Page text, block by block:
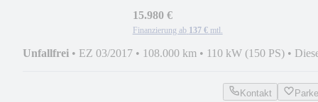
15.980 €
Finanzierung ab 137 € mtl.
Unfallfrei • EZ 03/2017 • 108.000 km • 110 kW (150 PS) •
Kontakt